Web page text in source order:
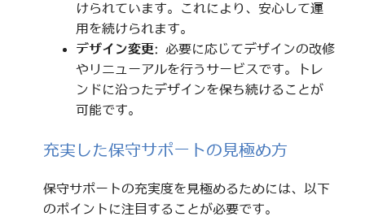
けられています。これにより、安心して運
用を続けられます。
デザイン変更: 必要に応じてデザインの改修
やリニューアルを行うサービスです。トレ
ンドに沿ったデザインを保ち続けることが
可能です。
充実した保守サポートの見極め方
保守サポートの充実度を見極めるためには、以下
のポイントに注目することが必要です。